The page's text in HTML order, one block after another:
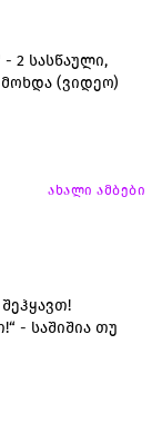
2 სასწაული,
(ვიდეო)
ახალი ამბები
- საშიშია თუ